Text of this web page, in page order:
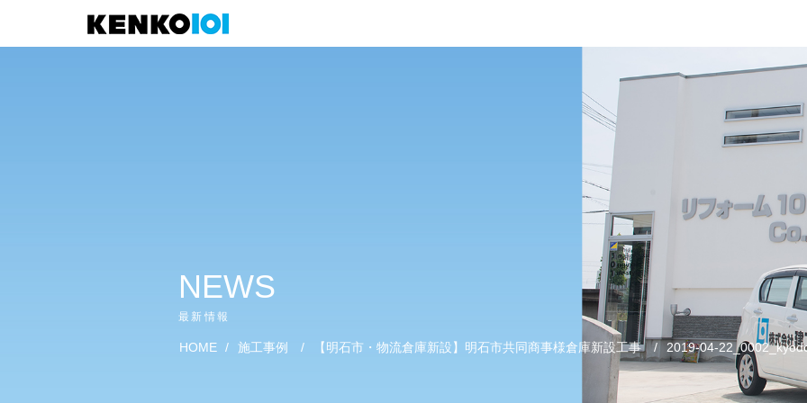
NEWS
最新情報
HOME / 施工事例 / 【明石市・物流倉庫新設】明石市共同商事様倉庫新設工事 / 2019-04-